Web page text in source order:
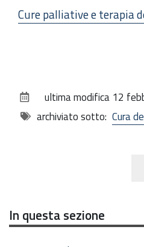
Cure palliative e terapia
documentoultima modifica 12
archiviato sotto: Cura
In questa sezione